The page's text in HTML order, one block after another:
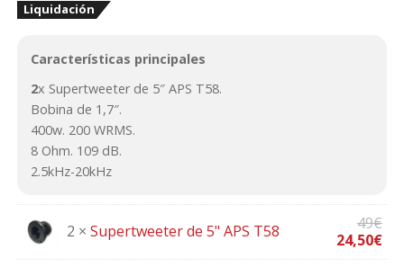
original
era:
98€.
actual
es:
49€.
Liquidación
Características principales
2x Supertweeter de 5″ APS T58.
Bobina de 1,7″.
400w. 200 WRMS.
8 Ohm. 109 dB.
2.5kHz-20kHz
2 ×Supertweeter de 5" APS T58 49€
precio
original
24,50€
precio
actual